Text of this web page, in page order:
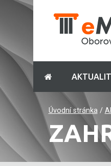
Úvodní stránka/